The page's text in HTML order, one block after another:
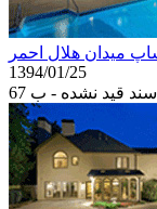
میدان هلال احمر
1394/01/25